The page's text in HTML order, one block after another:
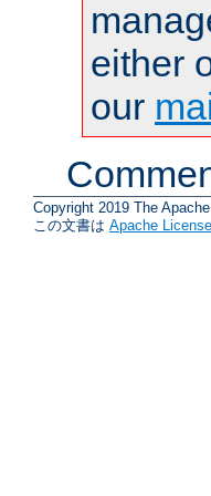
either
our
Copyright 2019 The
この文書は Apache